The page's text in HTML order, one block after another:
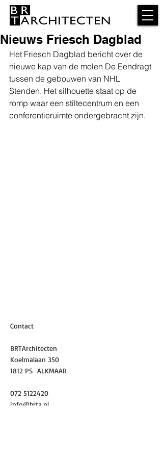
Nieuws Friesch Dagblad
Het Friesch Dagblad bericht over de
nieuwe kap van de molen De Eendragt
tussen de gebouwen van NHL
Stenden. Het silhouette staat op de
romp waar een stiltecentrum en een
conferentieruimte ondergebracht zijn.
Contact
BRTArchitecten
Koelmalaan 350
1812 PS ALKMAAR
072 5122420
info@brta.nl